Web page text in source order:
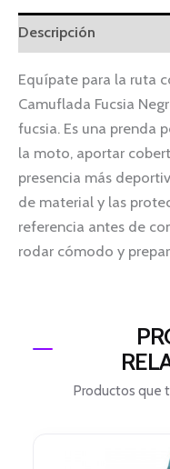
Descripción
Equípate para la ruta
Camuflada Fucsia
fucsia. Es una prenda
la moto, aportar
presencia más
de material y las
referencia antes de
rodar cómodo y
Productos que